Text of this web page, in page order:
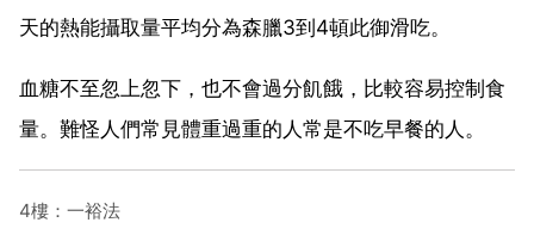
天的熱能攝取量平均分為森臘3到4頓此御滑吃。
血糖不至忽上忽下，也不會過分飢餓，比較容易控制食
量。難怪人們常見體重過重的人常是不吃早餐的人。
4樓：一裕法